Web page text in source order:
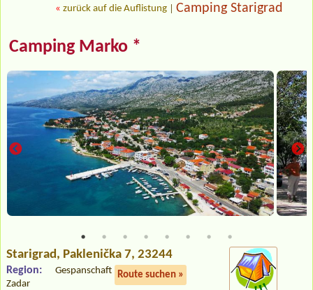
« zurück auf die Auflistung Camping Starigrad
Camping Marko *
Starigrad , Paklenička 7, 23244
Route suchen »
Region:
Gespanschaft
Zadar